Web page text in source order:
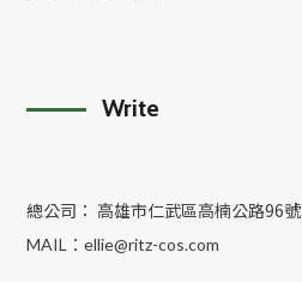
Write
總公司： 高雄市仁武區高楠公路96號
MAIL：ellie@ritz-cos.com